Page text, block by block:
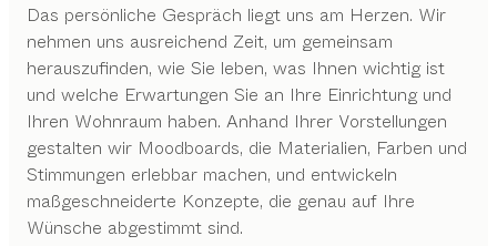
Das persönliche Gespräch liegt uns am Herzen. Wir
nehmen uns ausreichend Zeit, um gemeinsam
herauszufinden, wie Sie leben, was Ihnen wichtig ist
und welche Erwartungen Sie an Ihre Einrichtung und
Ihren Wohnraum haben. Anhand Ihrer Vorstellungen
gestalten wir Moodboards, die Materialien, Farben und
Stimmungen erlebbar machen, und entwickeln
maßgeschneiderte Konzepte, die genau auf Ihre
Wünsche abgestimmt sind.